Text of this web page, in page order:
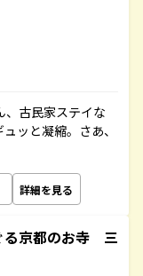
、古民家ステイな
ッと凝縮。さあ、
詳細を見る
京都のお寺 三